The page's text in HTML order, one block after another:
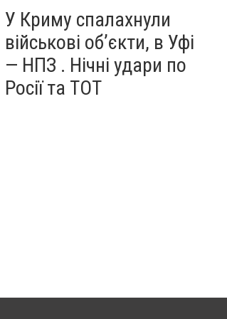
У Криму спалахнули
військові об’єкти, в Уфі
— НПЗ . Нічні удари по
Росії та ТОТ